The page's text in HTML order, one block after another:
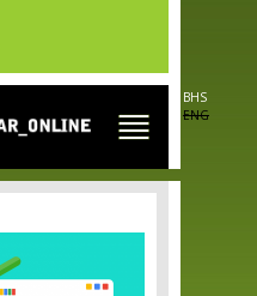
BHS
ENG